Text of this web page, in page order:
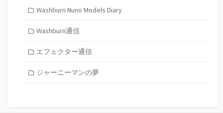
Washburn Nuno Models Diary
Washburn通信
エフェクター通信
ジャーニーマンの夢